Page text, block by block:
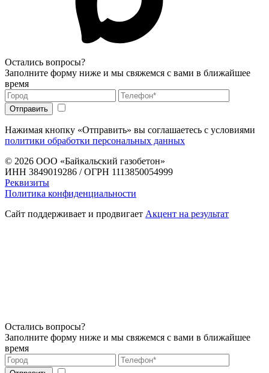
Остались вопросы?
Заполните форму ниже и мы свяжемся с вами в ближайшее
время
Нажимая кнопку «Отправить» вы соглашаетесь с условиями
политики обработки персональных данных
© 2026 ООО «Байкальский газобетон»
ИНН 3849019286 / ОГРН 1113850054999
Реквизиты
Политика конфиденциальности
Сайт поддерживает и продвигает Акцент на результат
Остались вопросы?
Заполните форму ниже и мы свяжемся с вами в ближайшее
время